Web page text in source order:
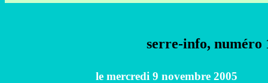
serre-info, numéro
le mercredi 9 novembre 2005